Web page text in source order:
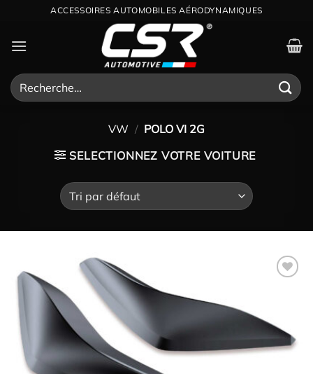
contenu
ACCESSOIRES AUTOMOBILES AÉRODYNAMIQUES
Recherche
pour :
VW / POLO VI 2G
SELECTIONNEZ VOTRE VOITURE
wishlist